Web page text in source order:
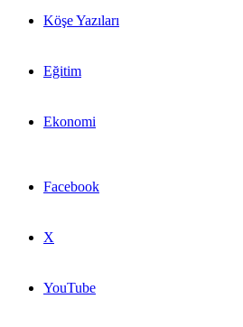
Köşe Yazıları
Eğitim
Ekonomi
Facebook
X
YouTube